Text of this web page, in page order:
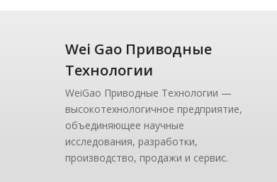
Wei Gao Приводные
Технологии
WeiGao Приводные Технологии —
высокотехнологичное предприятие,
объединяющее научные
исследования, разработки,
производство, продажи и сервис.